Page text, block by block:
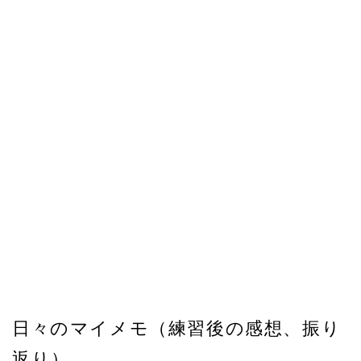
日々のマイメモ（練習後の感想、振り